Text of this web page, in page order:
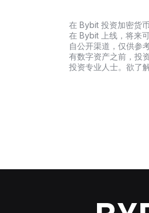
在 Bybit 投资加密货
在 Bybit 上线，将来
自公开渠道，仅供参
有数字资产之前，投
投资专业人士。欲了